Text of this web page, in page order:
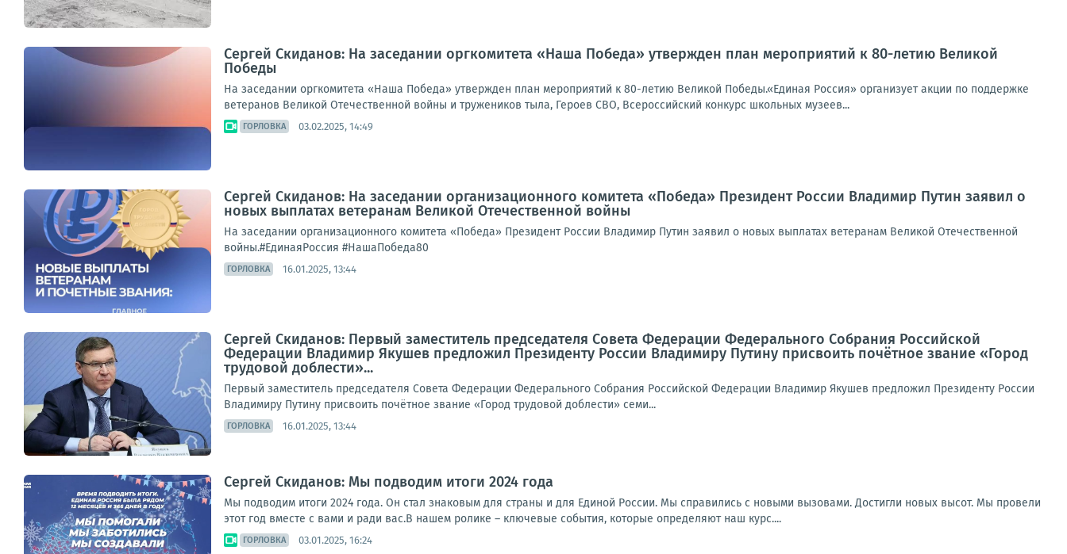
Сергей Скиданов: На заседании оргкомитета «Наша Победа» утвержден план мероприятий к 80-летию Великой
Победы
На заседании оргкомитета «Наша Победа» утвержден план мероприятий к 80-летию Великой Победы.«Единая Россия» организует акции по поддержке
ветеранов Великой Отечественной войны и тружеников тыла, Героев СВО, Всероссийский конкурс школьных музеев...
ГОРЛОВКА 03.02.2025, 14:49
Сергей Скиданов: На заседании организационного комитета «Победа» Президент России Владимир Путин заявил о
новых выплатах ветеранам Великой Отечественной войны
На заседании организационного комитета «Победа» Президент России Владимир Путин заявил о новых выплатах ветеранам Великой Отечественной
войны.#ЕдинаяРоссия #НашаПобеда80
ГОРЛОВКА 16.01.2025, 13:44
Сергей Скиданов: Первый заместитель председателя Совета Федерации Федерального Собрания Российской
Федерации Владимир Якушев предложил Президенту России Владимиру Путину присвоить почётное звание «Город
трудовой доблести»...
Первый заместитель председателя Совета Федерации Федерального Собрания Российской Федерации Владимир Якушев предложил Президенту России
Владимиру Путину присвоить почётное звание «Город трудовой доблести» семи...
ГОРЛОВКА 16.01.2025, 13:44
Сергей Скиданов: Мы подводим итоги 2024 года
Мы подводим итоги 2024 года. Он стал знаковым для страны и для Единой России. Мы справились с новыми вызовами. Достигли новых высот. Мы провели
этот год вместе с вами и ради вас.В нашем ролике – ключевые события, которые определяют наш курс....
ГОРЛОВКА 03.01.2025, 16:24